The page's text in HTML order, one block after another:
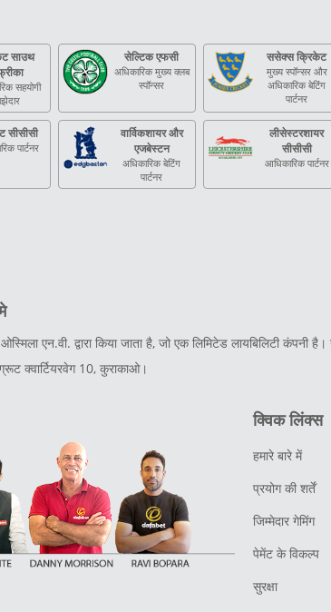
साउथ
सहयोगी
सेल्टिक एफसी
अधिकारिक मुख्य क्लब
स्पॉन्सर
ससेक्स क्रिकेट
मुख्य स्पॉन्सर और
अधिकारिक बेटिंग
पार्टनर
सीसीसी
पार्टनर
वार्विकशायर और
एजबेस्टन
अधिकारिक बेटिंग
पार्टनर
लीसेस्टरशायर
सीसीसी
आधिकारिक पार्टनर
एन.वी. द्वारा किया जाता है, जो एक लिमिटेड लायबिलिटी
क्वार्टियरवेग 10, कुराकाओ।
क्विक लिंक्स
हमारे बारे में
प्रयोग की शर्तें
जिम्मेदार गेमिंग
पेमेंट के विकल्प
सुरक्षा